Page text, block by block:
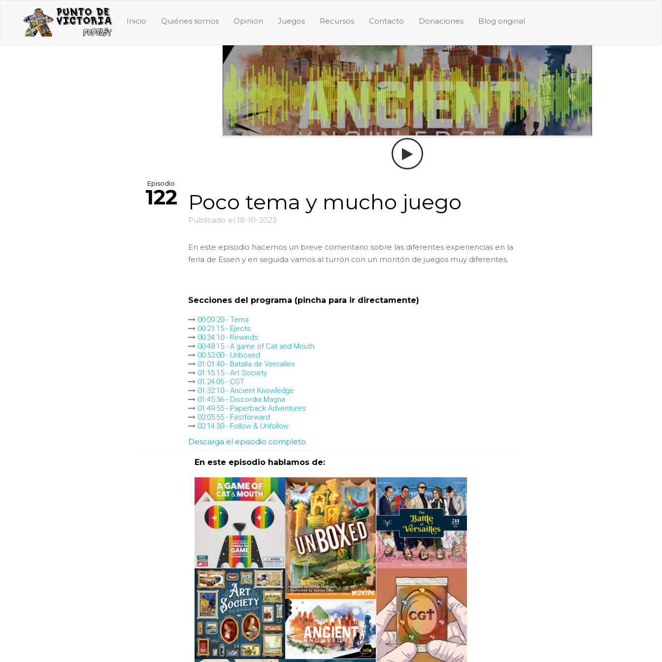
Inicio Quiénes somos Opinión Juegos Recursos Contacto Donaciones Blog original
Episodio
122 Poco tema y mucho juego
Publicado el 18-10-2023
En este episodio hacemos un breve comentario sobre las diferentes experiencias en la
feria de Essen y en seguida vamos al turrón con un montón de juegos muy diferentes.
Secciones del programa (pincha para ir directamente)
00:09:20 - Tema
00:21:15 - Ejects
00:34:10 - Rewinds
00:48:15 - A game of Cat and Mouth
00:53:00 - Unboxed
01:01:40 - Batalla de Versalles
01:15:15 - Art Society
01:24:05 - CGT
01:32:10 - Ancient Knowledge
01:45:36 - Discordia Magna
01:49:55 - Paperback Adventures
02:05:55 - Fastforward
02:14:30 - Follow & Unfollow
Descarga el episodio completo
En este episodio hablamos de: